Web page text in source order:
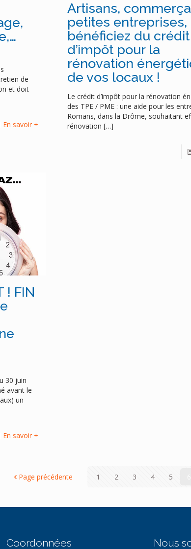
de
et doit
En savoir +
Artisans,
petites entreprises,
bénéficiez du crédit
d’impôt pour la
rénovation
de vos locaux !
Le crédit d’impôt pour la rénovation
des TPE / PME : une aide pour les
Romans, dans la Drôme, souhaitant
rénovation […]
! FIN
30 juin
avant le
un
En savoir +
Page précédente 1 2 3 4 5
Coordonnées
Nous